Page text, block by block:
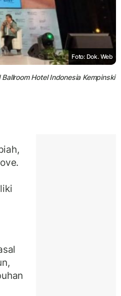
Foto: Dok. Web
Hotel Indonesia Kempinski